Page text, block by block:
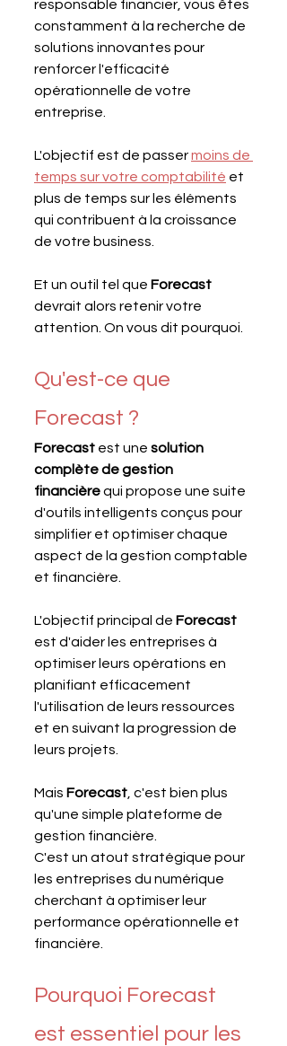
responsable financier, vous êtes
constamment à la recherche de
solutions innovantes pour
renforcer l'efficacité
opérationnelle de votre
entreprise.
L'objectif est de passer moins de
temps sur votre comptabilité et
plus de temps sur les éléments
qui contribuent à la croissance
de votre business.
Et un outil tel que Forecast
devrait alors retenir votre
attention. On vous dit pourquoi.
Qu'est-ce que
Forecast ?
Forecast est une solution
complète de gestion
financière qui propose une suite
d'outils intelligents conçus pour
simplifier et optimiser chaque
aspect de la gestion comptable
et financière.
L'objectif principal de Forecast
est d'aider les entreprises à
optimiser leurs opérations en
planifiant efficacement
l'utilisation de leurs ressources
et en suivant la progression de
leurs projets.
Mais Forecast , c'est bien plus
qu'une simple plateforme de
gestion financière.
C'est un atout stratégique pour
les entreprises du numérique
cherchant à optimiser leur
performance opérationnelle et
financière.
Pourquoi Forecast
est essentiel pour les